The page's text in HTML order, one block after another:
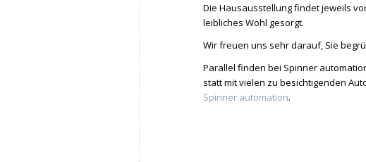
Die Hausausstellung findet jeweils
leibliches Wohl gesorgt.
Wir freuen uns sehr darauf, Sie
Parallel finden bei Spinner
statt mit vielen zu besichtigenden
Spinner automation.